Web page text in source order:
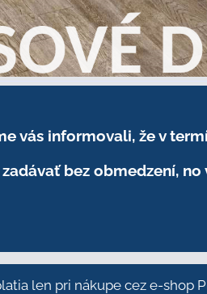
vás informovali, že v
bez obmedzení,
len pri nákupe cez e-shop